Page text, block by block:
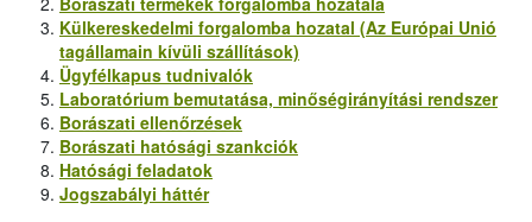
Külkereskedelmi forgalomba hozatal (Az Európai Unió
tagállamain kívüli szállítások)
Ügyfélkapus tudnivalók
Laboratórium bemutatása, minőségirányítási rendszer
Borászati ellenőrzések
Borászati hatósági szankciók
Hatósági feladatok
Jogszabályi háttér